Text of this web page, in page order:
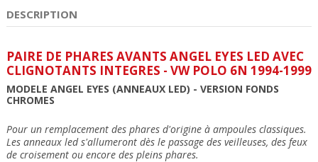
DESCRIPTION
PAIRE DE PHARES AVANTS ANGEL EYES LED AVEC
CLIGNOTANTS INTEGRES - VW POLO 6N 1994-1999
MODELE ANGEL EYES (ANNEAUX LED) - VERSION FONDS
CHROMES
Pour un remplacement des phares d'origine à ampoules classiques.
Les anneaux leds'allumeront dès le passage des veilleuses, des feux
de croisement ou encore des pleins phares.